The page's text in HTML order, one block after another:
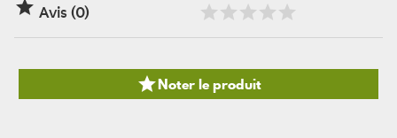
 Avis (0)
Noter le produit